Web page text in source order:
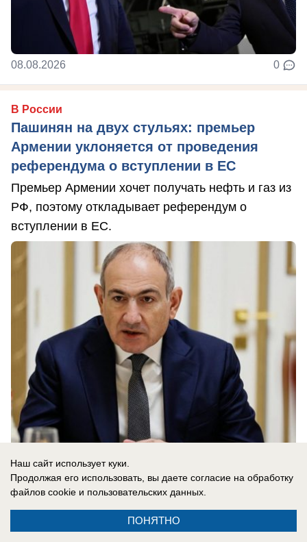
08.08.2026 0
В России
Пашинян на двух стульях: премьер
Армении уклоняется от проведения
референдума о вступлении в ЕС
Премьер Армении хочет получать нефть и газ из
РФ, поэтому откладывает референдум о
вступлении в ЕС.
07.08.2026
Наш сайт использует куки.
Продолжая его использовать, вы даете согласие на обработку
файлов cookie и пользовательских данных.
ПОНЯТНО